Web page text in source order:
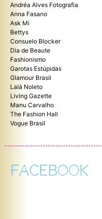
Andréa Alves Fotografia
Anna Fasano
Ask Mi
Bettys
Consuelo Blocker
Dia de Beaute
Fashionismo
Garotas Estúpidas
Glamour Brasil
Lalá Noleto
Living Gazette
Manu Carvalho
The Fashion Hall
Vogue Brasil
FACEBOOK